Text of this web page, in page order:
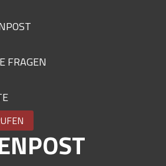
FRAGEN